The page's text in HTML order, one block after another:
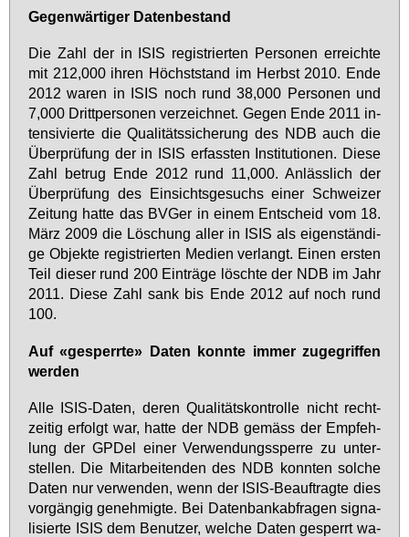
Ge­gen­wär­ti­ger Da­ten­be­stand
Die Zahl der in ISIS re­gis­trier­ten Per­so­nen er­reich­te
mit 212,000 ih­ren Höchst­stand im Herbst 2010. En­de
2012 wa­ren in ISIS noch rund 38,000 Per­so­nen und
7,000 Dritt­per­so­nen ver­zeich­net. Ge­gen En­de 2011 in­
ten­si­vier­te die Qua­li­täts­si­che­rung des NDB auch die
Über­prü­fung der in ISIS er­fass­ten In­sti­tu­tio­nen. Die­se
Zahl be­trug En­de 2012 rund 11,000. An­läss­lich der
Über­prü­fung des Ein­sichts­ge­suchs ei­ner Schwei­zer
Zei­tung hat­te das BV­Ger in ei­nem Ent­scheid vom 18.
März 2009 die Lö­schung al­ler in ISIS als ei­gen­stän­di­
ge Ob­jek­te re­gis­trier­ten Me­di­en ver­langt. Ei­nen ers­ten
Teil die­ser rund 200 Ein­trä­ge lösch­te der NDB im Jahr
2011. Die­se Zahl sank bis En­de 2012 auf noch rund
100.
Auf «ge­sperr­te» Da­ten konn­te im­mer zu­ge­grif­fen
wer­den
Al­le ISIS-Da­ten, de­ren Qua­li­täts­kon­trol­le nicht recht­
zei­tig er­folgt war, hat­te der NDB ge­mäss der Emp­feh­
lung der GPDel ei­ner Ver­wen­dungs­sper­re zu un­ter­
stel­len. Die Mit­ar­bei­ten­den des NDB konn­ten sol­che
Da­ten nur ver­wen­den, wenn der ISIS-Be­auf­trag­te dies
vor­gän­gig ge­neh­mig­te. Bei Da­ten­bank­ab­fra­gen si­gna­
li­sier­te ISIS dem Be­nut­zer, wel­che Da­ten ge­sperrt wa­